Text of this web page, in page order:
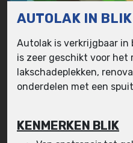
AUTOLAK IN BLIK
Autolak is verkrijgbaar in
is zeer geschikt voor het
lakschadeplekken,
onderdelen met een
KENMERKEN BLIK